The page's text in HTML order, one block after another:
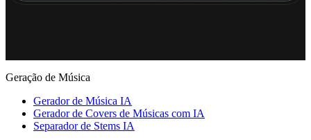
Geração de Música
Gerador de Música IA
Gerador de Covers de Músicas com IA
Separador de Stems IA